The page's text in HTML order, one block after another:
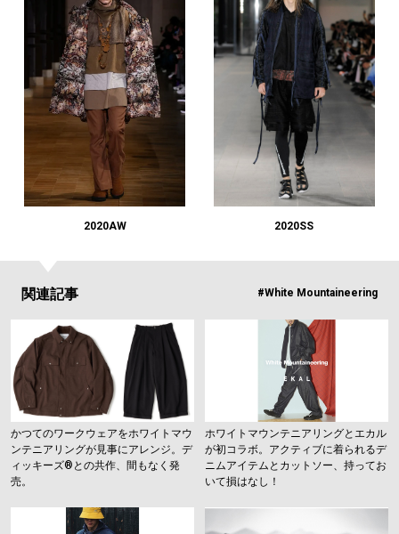
2020AW 2020SS
関連記事 #White Mountaineering
かつてのワークウェアをホワイトマウ
ンテニアリングが見事にアレンジ。デ
ィッキーズ®との共作、間もなく発
売。
ホワイトマウンテニアリングとエカル
が初コラボ。アクティブに着られるデ
ニムアイテムとカットソー、持ってお
いて損はなし！